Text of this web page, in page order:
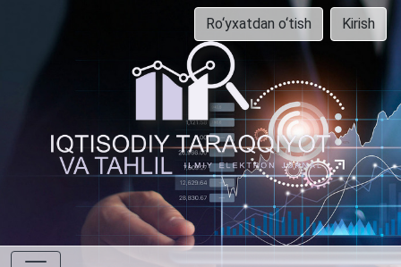
Ro‘yxatdan o‘tish Kirish